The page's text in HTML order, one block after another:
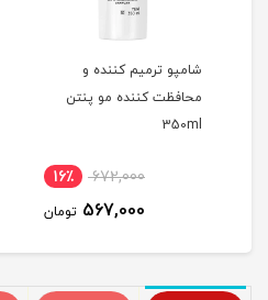
شامپو ترمیم کننده و
محافظت کننده مو پنتن
350ml
672,000 16٪
567,000 تومان